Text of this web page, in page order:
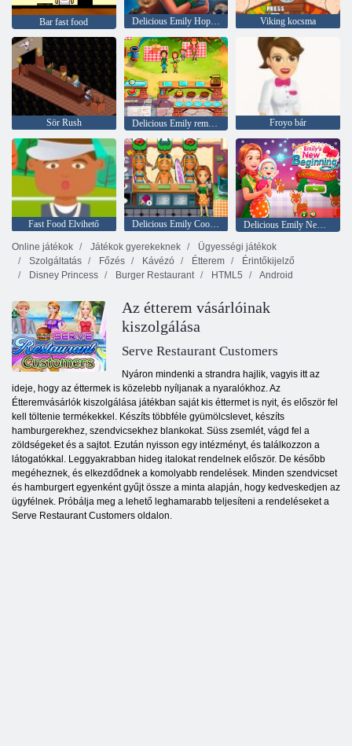
Bar fast food Delicious Emily Hopes & Fears Viking kocsma
Sör Rush Delicious Emily remények és félelmek Froyo bár
Fast Food Elvihető Delicious Emily Cook & Go
Delicious Emily New Beginning Christmas Edition
Online játékok
Játékok gyerekeknek
Ügyességi játékok
Szolgáltatás
Főzés Kávézó Étterem
Érintőkijelző
Disney Princess
Burger Restaurant HTML5 Android
Az étterem vásárlóinak
kiszolgálása
Serve Restaurant Customers
Nyáron mindenki a strandra hajlik, vagyis itt az
ideje, hogy az éttermek is közelebb nyíljanak a nyaralókhoz. Az
Étteremvásárlók kiszolgálása játékban saját kis éttermet is nyit, és először fel
kell töltenie termékekkel. Készíts többféle gyümölcslevet, készíts
hamburgerekhez, szendvicsekhez blankokat. Süss zsemlét, vágd fel a
zöldségeket és a sajtot. Ezután nyisson egy intézményt, és találkozzon a
látogatókkal. Leggyakrabban hideg italokat rendelnek először. De később
megéheznek, és elkezdődnek a komolyabb rendelések. Minden szendvicset
és hamburgert egyenként gyűjt össze a minta alapján, hogy kedveskedjen az
ügyfélnek. Próbálja meg a lehető leghamarabb teljesíteni a rendeléseket a
Serve Restaurant Customers oldalon.